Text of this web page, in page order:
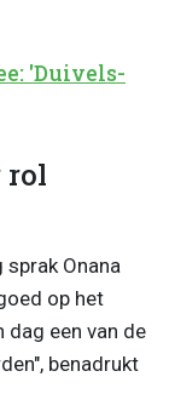
'Duivels-
rol
Onana
op het
dag een van de
benadrukt